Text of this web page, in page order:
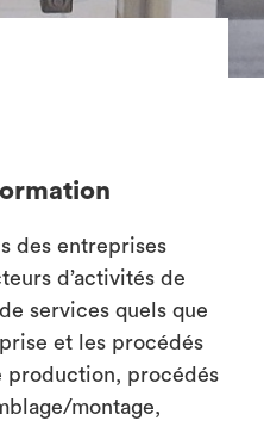
des entreprises
d’activités de
services quels que
et les procédés
production, procédés
montage,